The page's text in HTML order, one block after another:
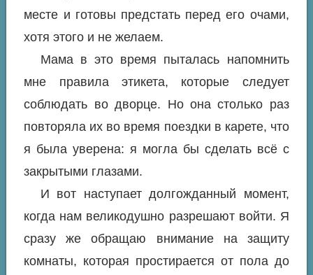
месте и готовы предстать перед его очами,
хотя этого и не желаем.
Мама в это время пыталась напомнить
мне правила этикета, которые следует
соблюдать во дворце. Но она столько раз
повторяла их во время поездки в карете, что
я была уверена: я могла бы сделать всё с
закрытыми глазами.
И вот наступает долгожданный момент,
когда нам великодушно разрешают войти. Я
сразу же обращаю внимание на защиту
комнаты, которая простирается от пола до